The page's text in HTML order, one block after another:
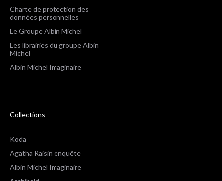
Charte de protection des
données personnelles
Le Groupe Albin Michel
Les librairies du groupe Albin
Michel
Albin Michel Imaginaire
Collections
Koda
Agatha Raisin enquête
Albin Michel Imaginaire